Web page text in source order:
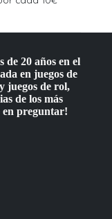
20 años en el
en juegos de
juegos de rol,
de los más
en preguntar!